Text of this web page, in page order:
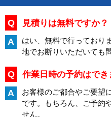
Q 見積りは無料ですか？
A
はい、無料で行っており
地でお断りいただいても
Q 作業日時の予約はでき
A
お客様のご都合やご要望
です。もちろん、ご予約
せん。